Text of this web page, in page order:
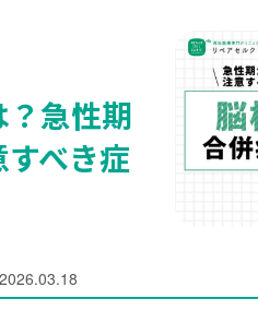
急性期
べき症